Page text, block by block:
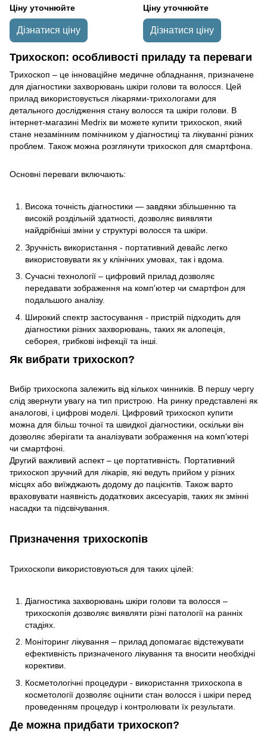
Ціну уточнюйте
Дізнатися ціну
Ціну уточнюйте
Дізнатися ціну
Трихоскоп: особливості приладу та переваги
Трихоскоп – це інноваційне медичне обладнання, призначене
для діагностики захворювань шкіри голови та волосся. Цей
прилад використовується лікарями-трихологами для
детального дослідження стану волосся та шкіри голови. В
інтернет-магазині Medrix ви можете купити трихоскоп, який
стане незамінним помічником у діагностиці та лікуванні різних
проблем. Також можна розглянути трихоскоп для смартфона.
Основні переваги включають:
Висока точність діагностики — завдяки збільшенню та
високій роздільній здатності, дозволяє виявляти
найдрібніші зміни у структурі волосся та шкіри.
Зручність використання - портативний девайс легко
використовувати як у клінічних умовах, так і вдома.
Сучасні технології – цифровий прилад дозволяє
передавати зображення на комп'ютер чи смартфон для
подальшого аналізу.
Широкий спектр застосування - пристрій підходить для
діагностики різних захворювань, таких як алопеція,
себорея, грибкові інфекції та інші.
Як вибрати трихоскоп?
Вибір трихоскопа залежить від кількох чинників. В першу чергу
слід звернути увагу на тип пристрою. На ринку представлені як
аналогові, і цифрові моделі. Цифровий трихоскоп купити
можна для більш точної та швидкої діагностики, оскільки він
дозволяє зберігати та аналізувати зображення на комп'ютері
чи смартфоні.
Другий важливий аспект – це портативність. Портативний
трихоскоп зручний для лікарів, які ведуть прийом у різних
місцях або виїжджають додому до пацієнтів. Також варто
враховувати наявність додаткових аксесуарів, таких як змінні
насадки та підсвічування.
Призначення трихоскопів
Трихоскопи використовуються для таких цілей:
Діагностика захворювань шкіри голови та волосся –
трихоскопія дозволяє виявляти різні патології на ранніх
стадіях.
Моніторинг лікування – прилад допомагає відстежувати
ефективність призначеного лікування та вносити необхідні
корективи.
Косметологічні процедури - використання трихоскопа в
косметології дозволяє оцінити стан волосся і шкіри перед
проведенням процедур і контролювати їх результати.
Де можна придбати трихоскоп?